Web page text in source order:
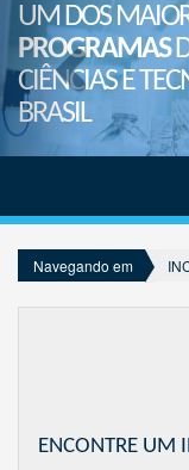
UM DOS
PROGRAMAS
CIÊNCIAS E
BRASIL
Navegando em
ENCONTRE UM